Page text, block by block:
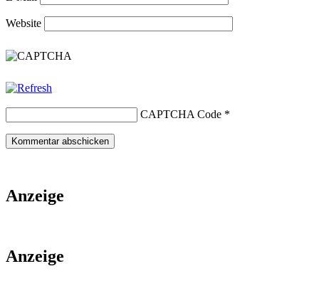
Website
CAPTCHA Code *
Anzeige
Anzeige